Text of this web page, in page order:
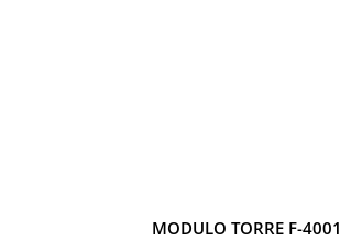
MODULO TORRE F-4001